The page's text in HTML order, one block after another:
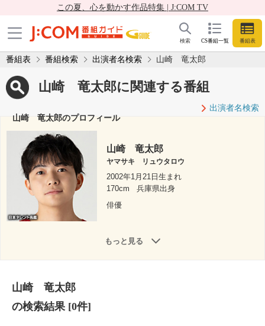
この夏、心を動かす作品特集 | J:COM TV
CS番組一覧 番組表
検索
番組表 番組検索 出演者名検索 山崎 竜太郎
山崎 竜太郎に関連する番組
出演者名検索
山崎 竜太郎のプロフィール
山崎 竜太郎
ヤマサキ リュウタロウ
2002年1月21日生まれ
170cm
兵庫県出身
俳優
もっと見る
山崎 竜太郎
の検索結果[0件]